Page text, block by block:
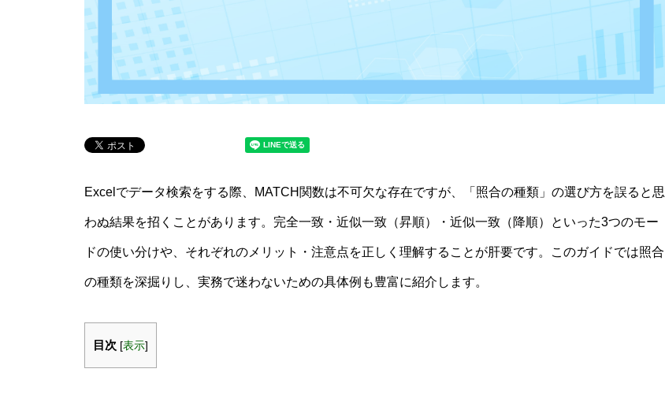
Excelでデータ検索をする際、MATCH関数は不可欠な存在ですが、「照合の種類」の選び方を誤ると思
わぬ結果を招くことがあります。完全一致・近似一致（昇順）・近似一致（降順）といった3つのモー
ドの使い分けや、それぞれのメリット・注意点を正しく理解することが肝要です。このガイドでは照合
の種類を深掘りし、実務で迷わないための具体例も豊富に紹介します。
目次 [表示]